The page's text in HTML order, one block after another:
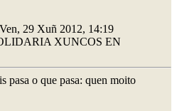
Ven, 29 Xuñ 2012, 14:19
XUNCOS EN
pasa o que pasa: quen moito